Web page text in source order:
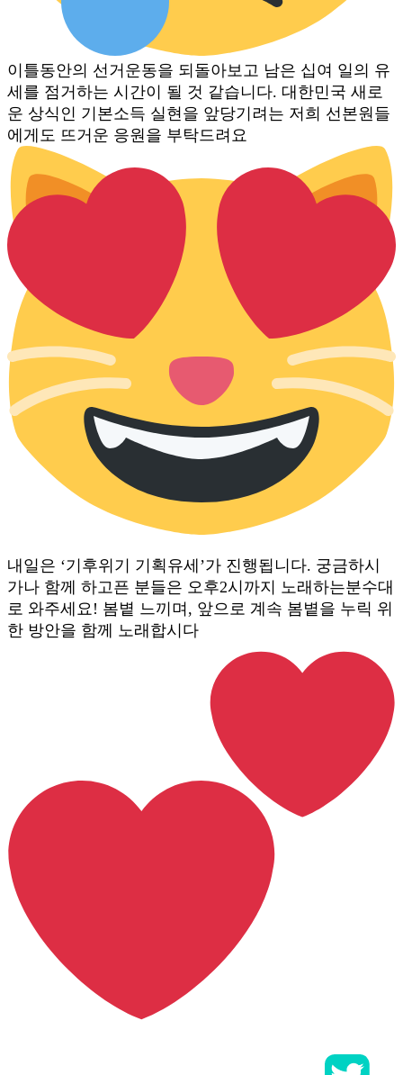
이틀동안의 선거운동을 되돌아보고 남은 십여 일의 유
세를 점거하는 시간이 될 것 같습니다. 대한민국 새로
운 상식인 기본소득 실현을 앞당기려는 저희 선본원들
에게도 뜨거운 응원을 부탁드려요
내일은 ‘기후위기 기획유세’가 진행됩니다. 궁금하시
가나 함께 하고픈 분들은 오후2시까지 노래하는분수대
로 와주세요! 봄볕 느끼며, 앞으로 계속 봄볕을 누릭 위
한 방안을 함께 노래합시다